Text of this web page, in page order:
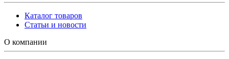
Каталог товаров
Статьи и новости
О компании